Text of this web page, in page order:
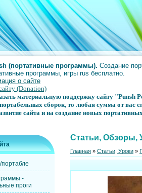
(портативные программы). Создание
программы, игры rus бесплатно.
о сайте
(Donation)
материальную поддержку сайту "Punsh
сборок, то любая сумма от вас
сайта и на создание новых
-
проги
Статьи, Обзоры,
Главная » Статьи, Уроки »